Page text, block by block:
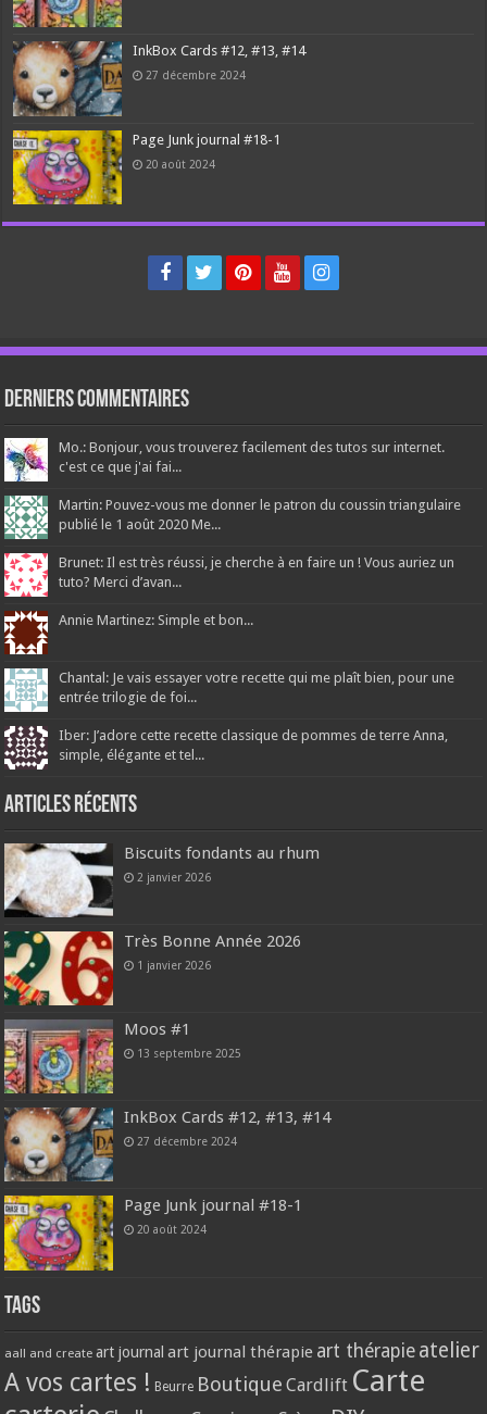
InkBox Cards #12, #13, #14
27 décembre 2024
Page Junk journal #18-1
20 août 2024
Derniers Commentaires
Mo.: Bonjour, vous trouverez facilement des tutos sur internet.
c'est ce que j'ai fai...
Martin: Pouvez-vous me donner le patron du coussin triangulaire
publié le 1 août 2020 Me...
Brunet: Il est très réussi, je cherche à en faire un ! Vous auriez un
tuto? Merci d’avan...
Annie Martinez: Simple et bon...
Chantal: Je vais essayer votre recette qui me plaît bien, pour une
entrée trilogie de foi...
Iber: J’adore cette recette classique de pommes de terre Anna,
simple, élégante et tel...
Articles récents
Biscuits fondants au rhum
2 janvier 2026
Très Bonne Année 2026
1 janvier 2026
Moos #1
13 septembre 2025
InkBox Cards #12, #13, #14
27 décembre 2024
Page Junk journal #18-1
20 août 2024
Tags
aall and create art journal art journal thérapie art thérapie atelier
A vos cartes ! Beurre Boutique Cardlift Carte